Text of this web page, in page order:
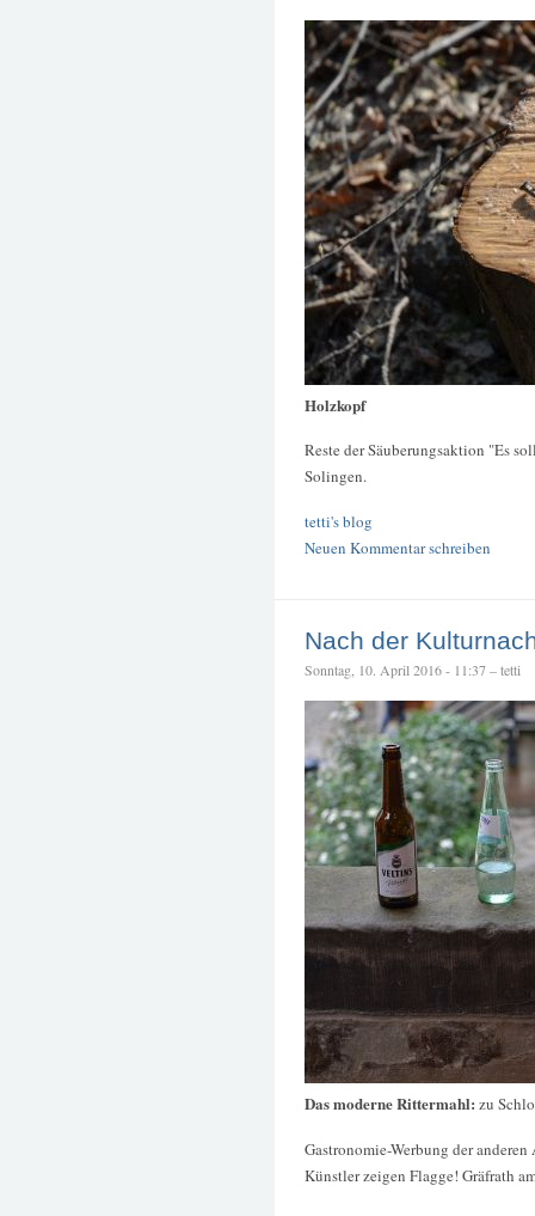
Holzkopf
Reste der Säuberungsaktion "Es
Solingen.
tetti's blog
Neuen Kommentar schreiben
Nach der
Sonntag, 10. April 2016 - 11:37 – tetti
Das moderne Rittermahl: zu
Gastronomie-Werbung der anderen
Künstler zeigen Flagge! Gräfrath